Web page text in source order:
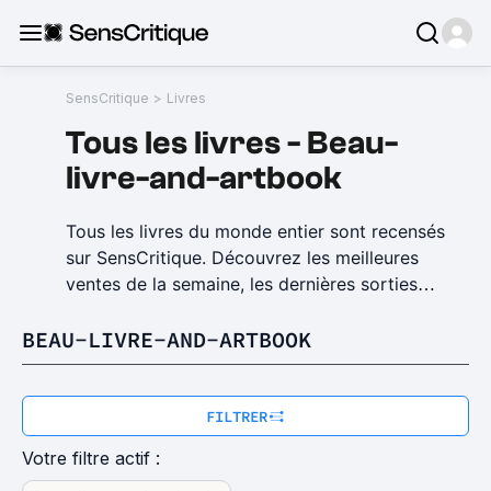
SensCritique > Livres
Tous les livres- Beau-
livre-and-artbook
Tous les livres du monde entier sont recensés
sur SensCritique. Découvrez les meilleures
ventes de la semaine, les dernières sorties
l'actualité littéraire. SensCritique vous permet
de découvrir des livres à lire susceptibles de
découvrez le Top 100 livres, les meilleurs polars,
les meilleurs livres de SF, avec la possibilité de
noter, de classer, de faire votre Top 10 livres et
BEAU-LIVRE-AND-ARTBOOK
FILTRER
Votre filtre actif :